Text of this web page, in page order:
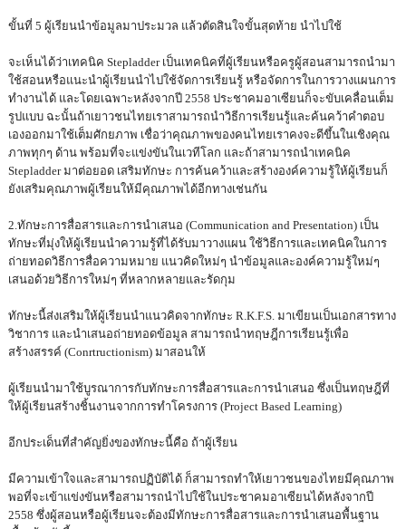
ขั้นที่ 5 ผู้เรียนนำข้อมูลมาประมวล แล้วตัดสินใจขั้นสุดท้าย นำไปใช้
จะเห็นได้ว่าเทคนิค Stepladder เป็นเทคนิคที่ผู้เรียนหรือครูผู้สอนสามารถนำมา
ใช้สอนหรือแนะนำผู้เรียนนำไปใช้จัดการเรียนรู้ หรือจัดการในการวางแผนการ
ทำงานได้ และโดยเฉพาะหลังจากปี 2558 ประชาคมอาเซียนก็จะขับเคลื่อนเต็ม
รูปแบบ ฉะนั้นถ้าเยาวชนไทยเราสามารถนำวิธีการเรียนรู้และค้นคว้าคำตอบ
เองออกมาใช้เต็มศักยภาพ เชื่อว่าคุณภาพของคนไทยเราคงจะดีขึ้นในเชิงคุณ
ภาพทุกๆ ด้าน พร้อมที่จะแข่งขันในเวทีโลก และถ้าสามารถนำเทคนิค
Stepladder มาต่อยอด เสริมทักษะ การค้นคว้าและสร้างองค์ความรู้ให้ผู้เรียนก็
ยังเสริมคุณภาพผู้เรียนให้มีคุณภาพได้อีกทางเช่นกัน
2.ทักษะการสื่อสารและการนำเสนอ (Communication and Presentation) เป็น
ทักษะที่มุ่งให้ผู้เรียนนำความรู้ที่ได้รับมาวางแผน ใช้วิธีการและเทคนิคในการ
ถ่ายทอดวิธีการสื่อความหมาย แนวคิดใหม่ๆ นำข้อมูลและองค์ความรู้ใหม่ๆ
เสนอด้วยวิธีการใหม่ๆ ที่หลากหลายและรัดกุม
ทักษะนี้ส่งเสริมให้ผู้เรียนนำแนวคิดจากทักษะ R.K.F.S. มาเขียนเป็นเอกสารทาง
วิชาการ และนำเสนอถ่ายทอดข้อมูล สามารถนำทฤษฎีการเรียนรู้เพื่อ
สร้างสรรค์ (Conrtructionism) มาสอนให้
ผู้เรียนนำมาใช้บูรณาการกับทักษะการสื่อสารและการนำเสนอ ซึ่งเป็นทฤษฎีที่
ให้ผู้เรียนสร้างชิ้นงานจากการทำโครงการ (Project Based Learning)
อีกประเด็นที่สำคัญยิ่งของทักษะนี้คือ ถ้าผู้เรียน
มีความเข้าใจและสามารถปฏิบัติได้ ก็สามารถทำให้เยาวชนของไทยมีคุณภาพ
พอที่จะเข้าแข่งขันหรือสามารถนำไปใช้ในประชาคมอาเซียนได้หลังจากปี
2558 ซึ่งผู้สอนหรือผู้เรียนจะต้องมีทักษะการสื่อสารและการนำเสนอพื้นฐาน